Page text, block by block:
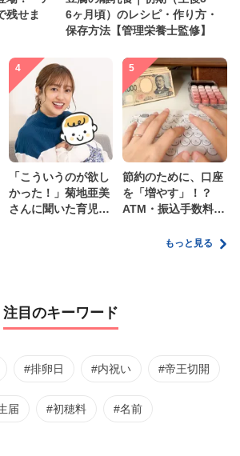
残せま
6ヶ月頃）のレシピ・作り方・
保存方法【管理栄養士監修】
4
「こういうのが欲し
かった！」菊地亜美
さんに聞いた育児
5
節約のために、口座
を「増やす」！？
ATM・振込手数料の
家計管理術もっと見る
注目のキーワード
#排卵日 #内祝い #帝王切開
届 #初穂料 #名前